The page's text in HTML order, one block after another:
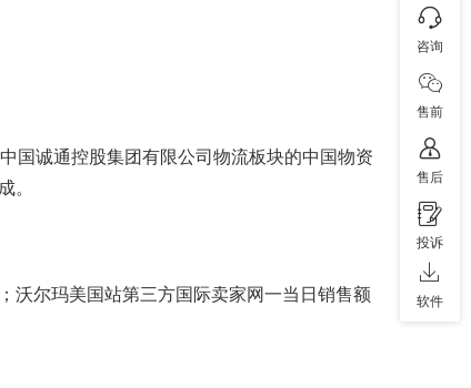
国诚通控股集团有限公司物流板块的中国物资
沃尔玛美国站第三方国际卖家网一当日销售额
咨询
售前
售后
投诉
软件